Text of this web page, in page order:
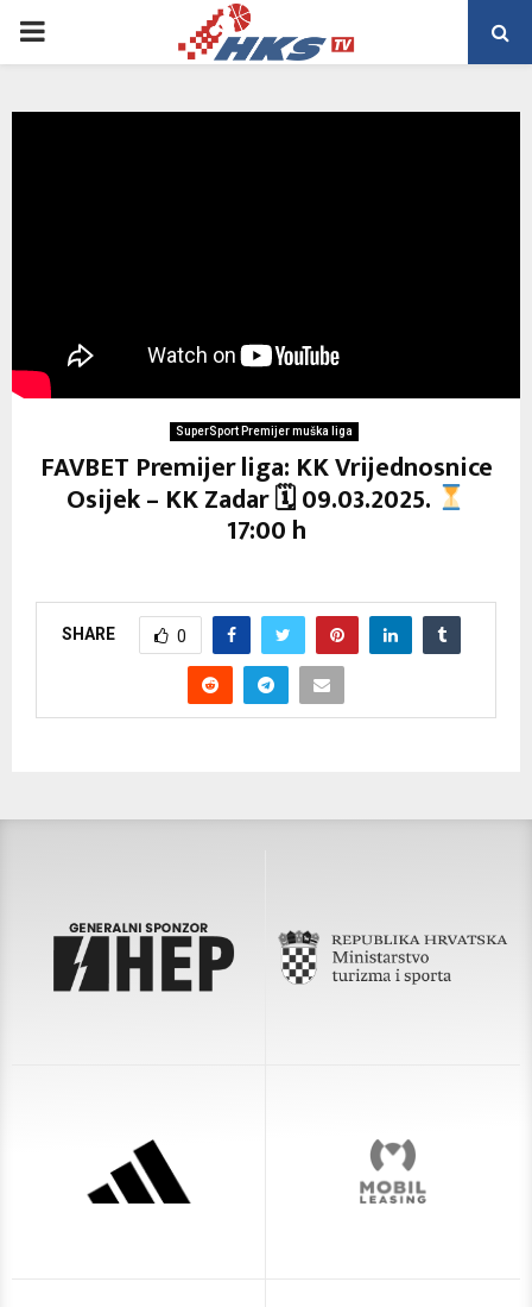
PRIMARY
SuperSport Premijer muška liga
FAVBET Premijer liga: KK Vrijednosnice
Osijek – KK Zadar 🗓 09.03.2025.
17:00 h
SHARE 0